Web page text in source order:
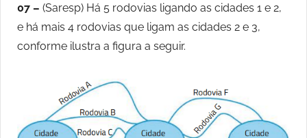
07 – (Saresp) Há 5 rodovias ligando as cidades 1 e 2,
e há mais 4 rodovias que ligam as cidades 2 e 3,
conforme ilustra a figura a seguir.